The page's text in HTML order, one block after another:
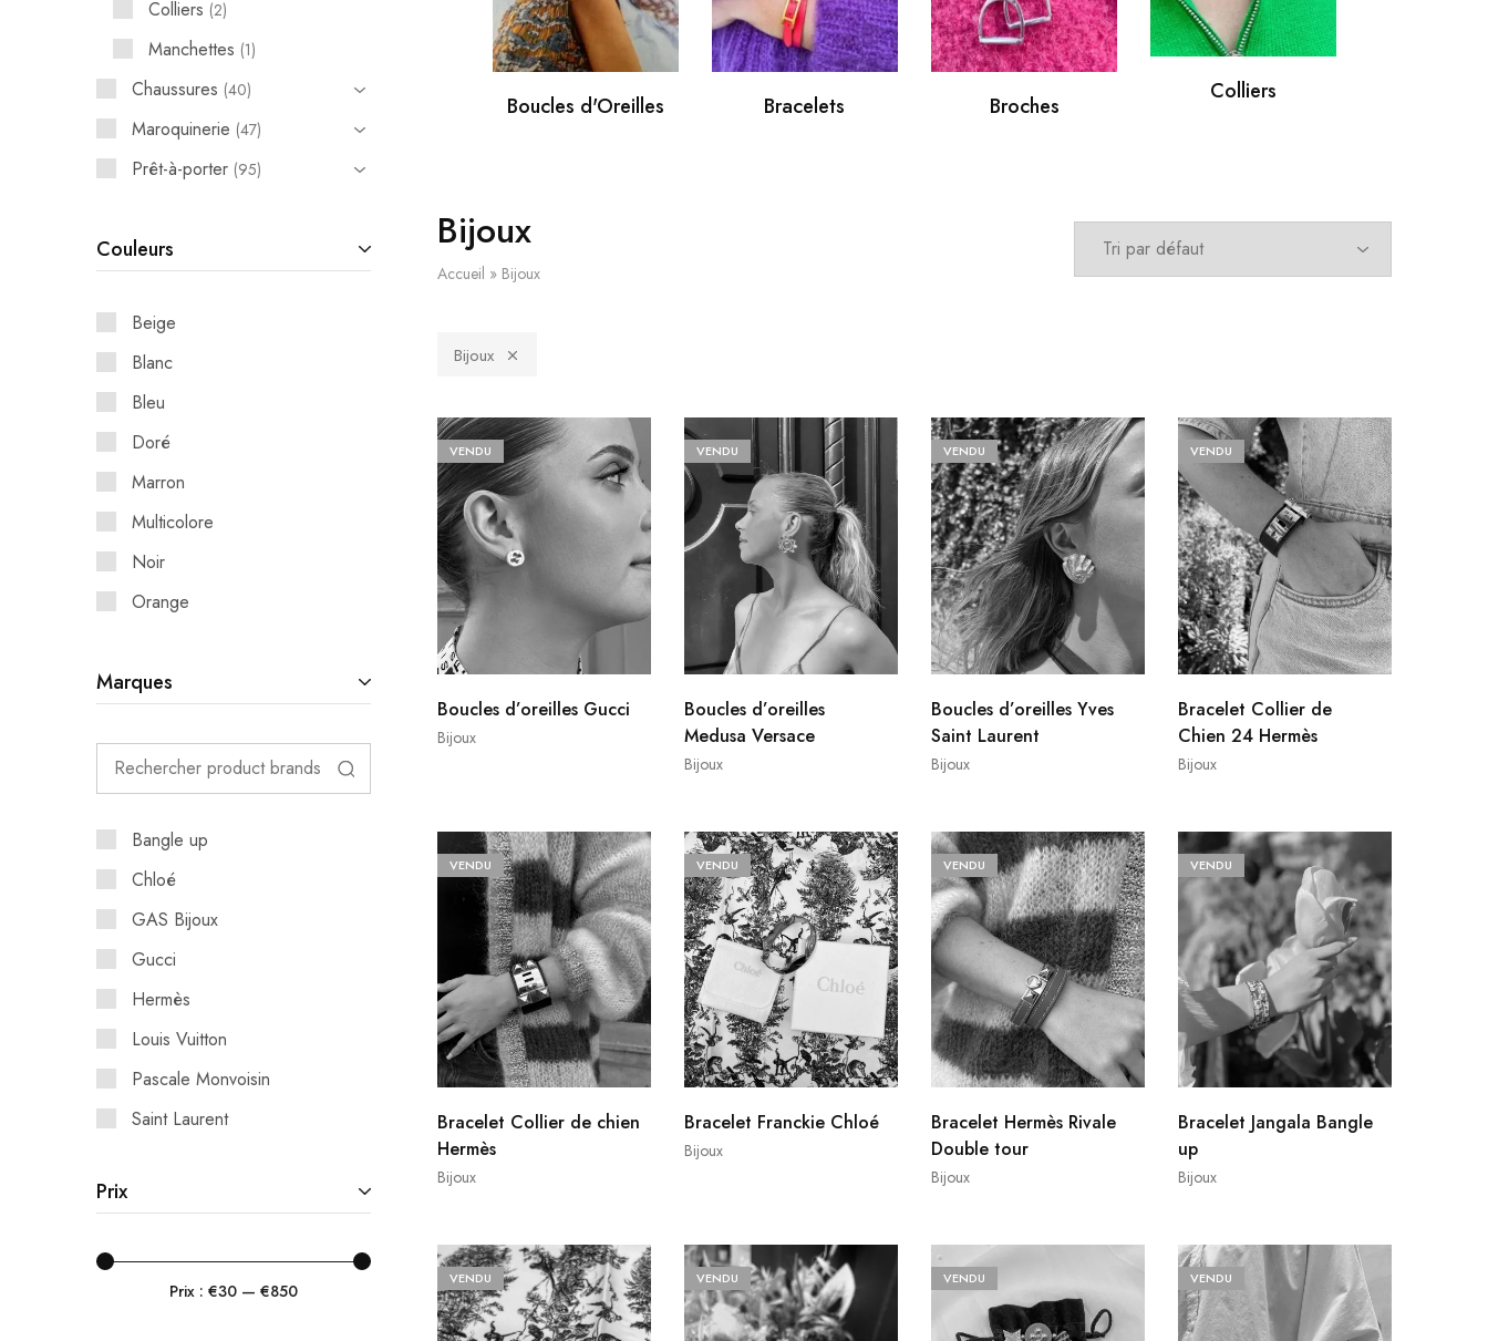
Boucles d'Oreilles Bracelets Broches
Colliers
Bijoux
Accueil » Bijoux
Bijoux
VENDU
Bijoux
Boucles d’oreilles Gucci
VENDU
Bijoux
Boucles d’oreilles
Medusa Versace
VENDU
Bijoux
Boucles d’oreilles Yves
Saint Laurent
VENDU
Bijoux
Bracelet Collier de
Chien 24 Hermès
VENDU
Bijoux
Bracelet Collier de chien
Hermès
VENDU
Bijoux
Bracelet Franckie Chloé
VENDU
Bijoux
Bracelet Hermès Rivale
Double tour
VENDU
Bijoux
Bracelet Jangala Bangle
up
VENDU VENDU VENDU VENDU
Colliers 2
Manchettes 1
Chaussures 40
Maroquinerie 47
Prêt-à-porter 95
Couleurs
Beige
Blanc
Bleu
Doré
Marron
Multicolore
Noir
Orange
Marques
Bangle up
Chloé
GAS Bijoux
Gucci
Hermès
Louis Vuitton
Pascale Monvoisin
Saint Laurent
Prix
Prix : €30— €850